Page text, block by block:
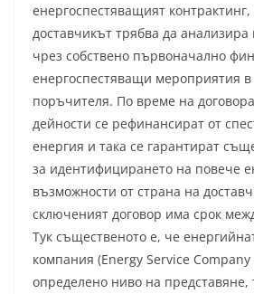
енергоспестяващият
доставчикът трябва да
чрез собствено първоначално
енергоспестяващи мероприятия в
поръчителя. По време на
дейности се рефинансират от
енергия и така се гарантират
за идентифицирането на повече
възможности от страна на
сключеният догoвор има срок
Тук същественото е, че
компания (Energy Service Company
определено ниво на представяне,